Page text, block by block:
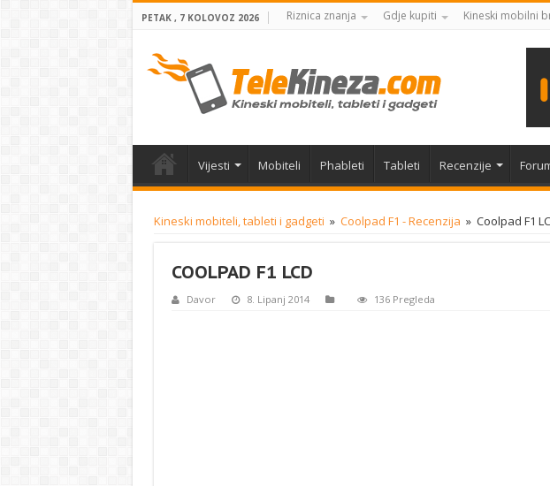
PETAK , 7 KOLOVOZ 2026 Riznica znanja Gdje kupiti Kineski mobilni
Vijesti Mobiteli Phableti Tableti Recenzije
Kineski mobiteli, tableti i gadgeti » Coolpad F1 - Recenzija » Coolpad F1
COOLPAD F1 LCD
Davor 8. Lipanj 2014 136 Pregleda